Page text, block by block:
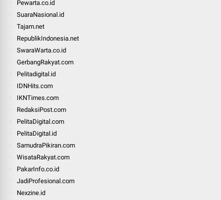
Pewarta.co.id
SuaraNasional.id
Tajam.net
RepublikIndonesia.net
SwaraWarta.co.id
GerbangRakyat.com
Pelitadigital.id
IDNHits.com
IKNTimes.com
RedaksiPost.com
PelitaDigital.com
PelitaDigital.id
SamudraPikiran.com
WisataRakyat.com
PakarInfo.co.id
JadiProfesional.com
Nexzine.id